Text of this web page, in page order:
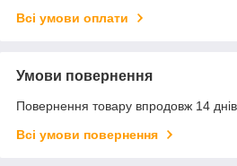
Всі умови оплати
Умови повернення
Повернення товару впродовж 14
Всі умови повернення